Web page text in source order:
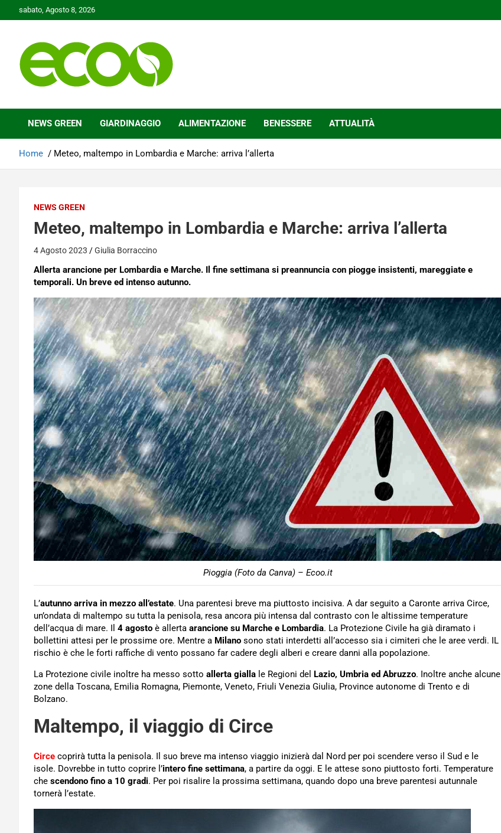
to
sabato, Agosto 8, 2026
Ecoo.it
NEWS GREEN GIARDINAGGIO ALIMENTAZIONE BENESSERE ATTUALITÀ
Home Meteo, maltempo in Lombardia e Marche: arriva l’allerta
NEWS GREEN
Meteo, maltempo in Lombardia e Marche: arriva l’allerta
4 Agosto 2023 Giulia Borraccino
Allerta arancione per Lombardia e Marche. Il fine settimana si preannuncia con piogge insistenti, mareggiate e
temporali. Un breve ed intenso autunno.
Pioggia (Foto da Canva) – Ecoo.it
L’autunno arriva in mezzo all’estate. Una parentesi breve ma piuttosto incisiva. A dar seguito a Caronte arriva Circe,
un’ondata di maltempo su tutta la penisola, resa ancora più intensa dal contrasto con le altissime temperature
dell’acqua di mare. Il 4 agosto è allerta arancione su Marche e Lombardia. La Protezione Civile ha già diramato i
bollettini attesi per le prossime ore. Mentre a Milano sono stati interdetti all’accesso sia i cimiteri che le aree verdi. IL
rischio è che le forti raffiche di vento possano far cadere degli alberi e creare danni alla popolazione.
La Protezione civile inoltre ha messo sotto allerta gialla le Regioni del Lazio, Umbria ed Abruzzo. Inoltre anche alcune
zone della Toscana, Emilia Romagna, Piemonte, Veneto, Friuli Venezia Giulia, Province autonome di Trento e di
Bolzano.
Maltempo, il viaggio di Circe
Circe coprirà tutta la penisola. Il suo breve ma intenso viaggio inizierà dal Nord per poi scendere verso il Sud e le
isole. Dovrebbe in tutto coprire l’intero fine settimana, a partire da oggi. E le attese sono piuttosto forti. Temperature
che scendono fino a 10 gradi. Per poi risalire la prossima settimana, quando dopo una breve parentesi autunnale
tornerà l’estate.